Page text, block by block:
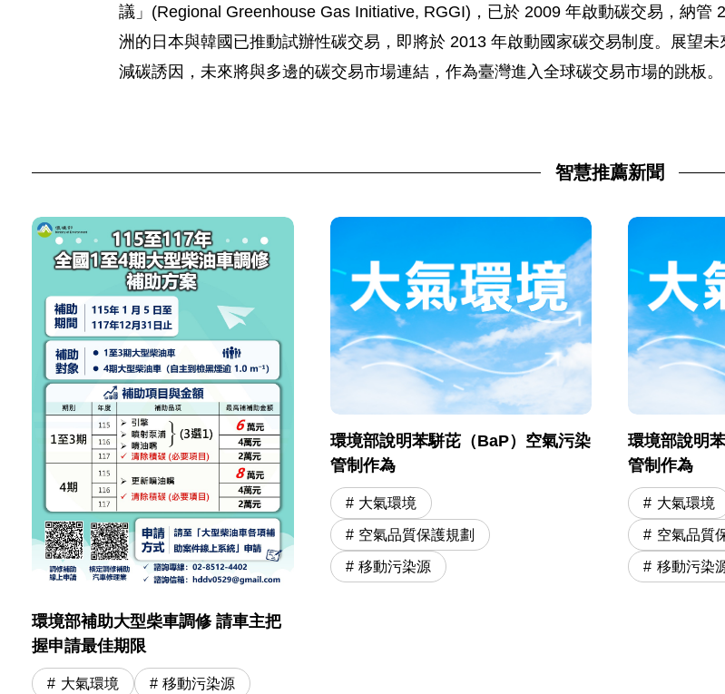
議」(Regional Greenhouse Gas Initiative, RGGI)，已於 2009 年啟動碳交易，納管
洲的日本與韓國已推動試辦性碳交易，即將於 2013 年啟動國家碳交易制度。展望
減碳誘因，未來將與多邊的碳交易市場連結，作為臺灣進入全球碳交易市場的跳板。
智慧推薦新聞
環境部補助大型柴車調修 請車主把
握申請最佳期限
大氣環境 移動污染源
環境部說明苯駢芘（BaP）空氣污染
管制作為
大氣環境
空氣品質保護規劃
移動污染源
環境部說明
管制作為
大氣環境
空氣品質
移動污染